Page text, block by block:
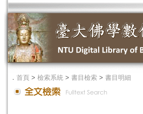
． 首頁 > 檢索系統 > 書目檢索 > 書目明細